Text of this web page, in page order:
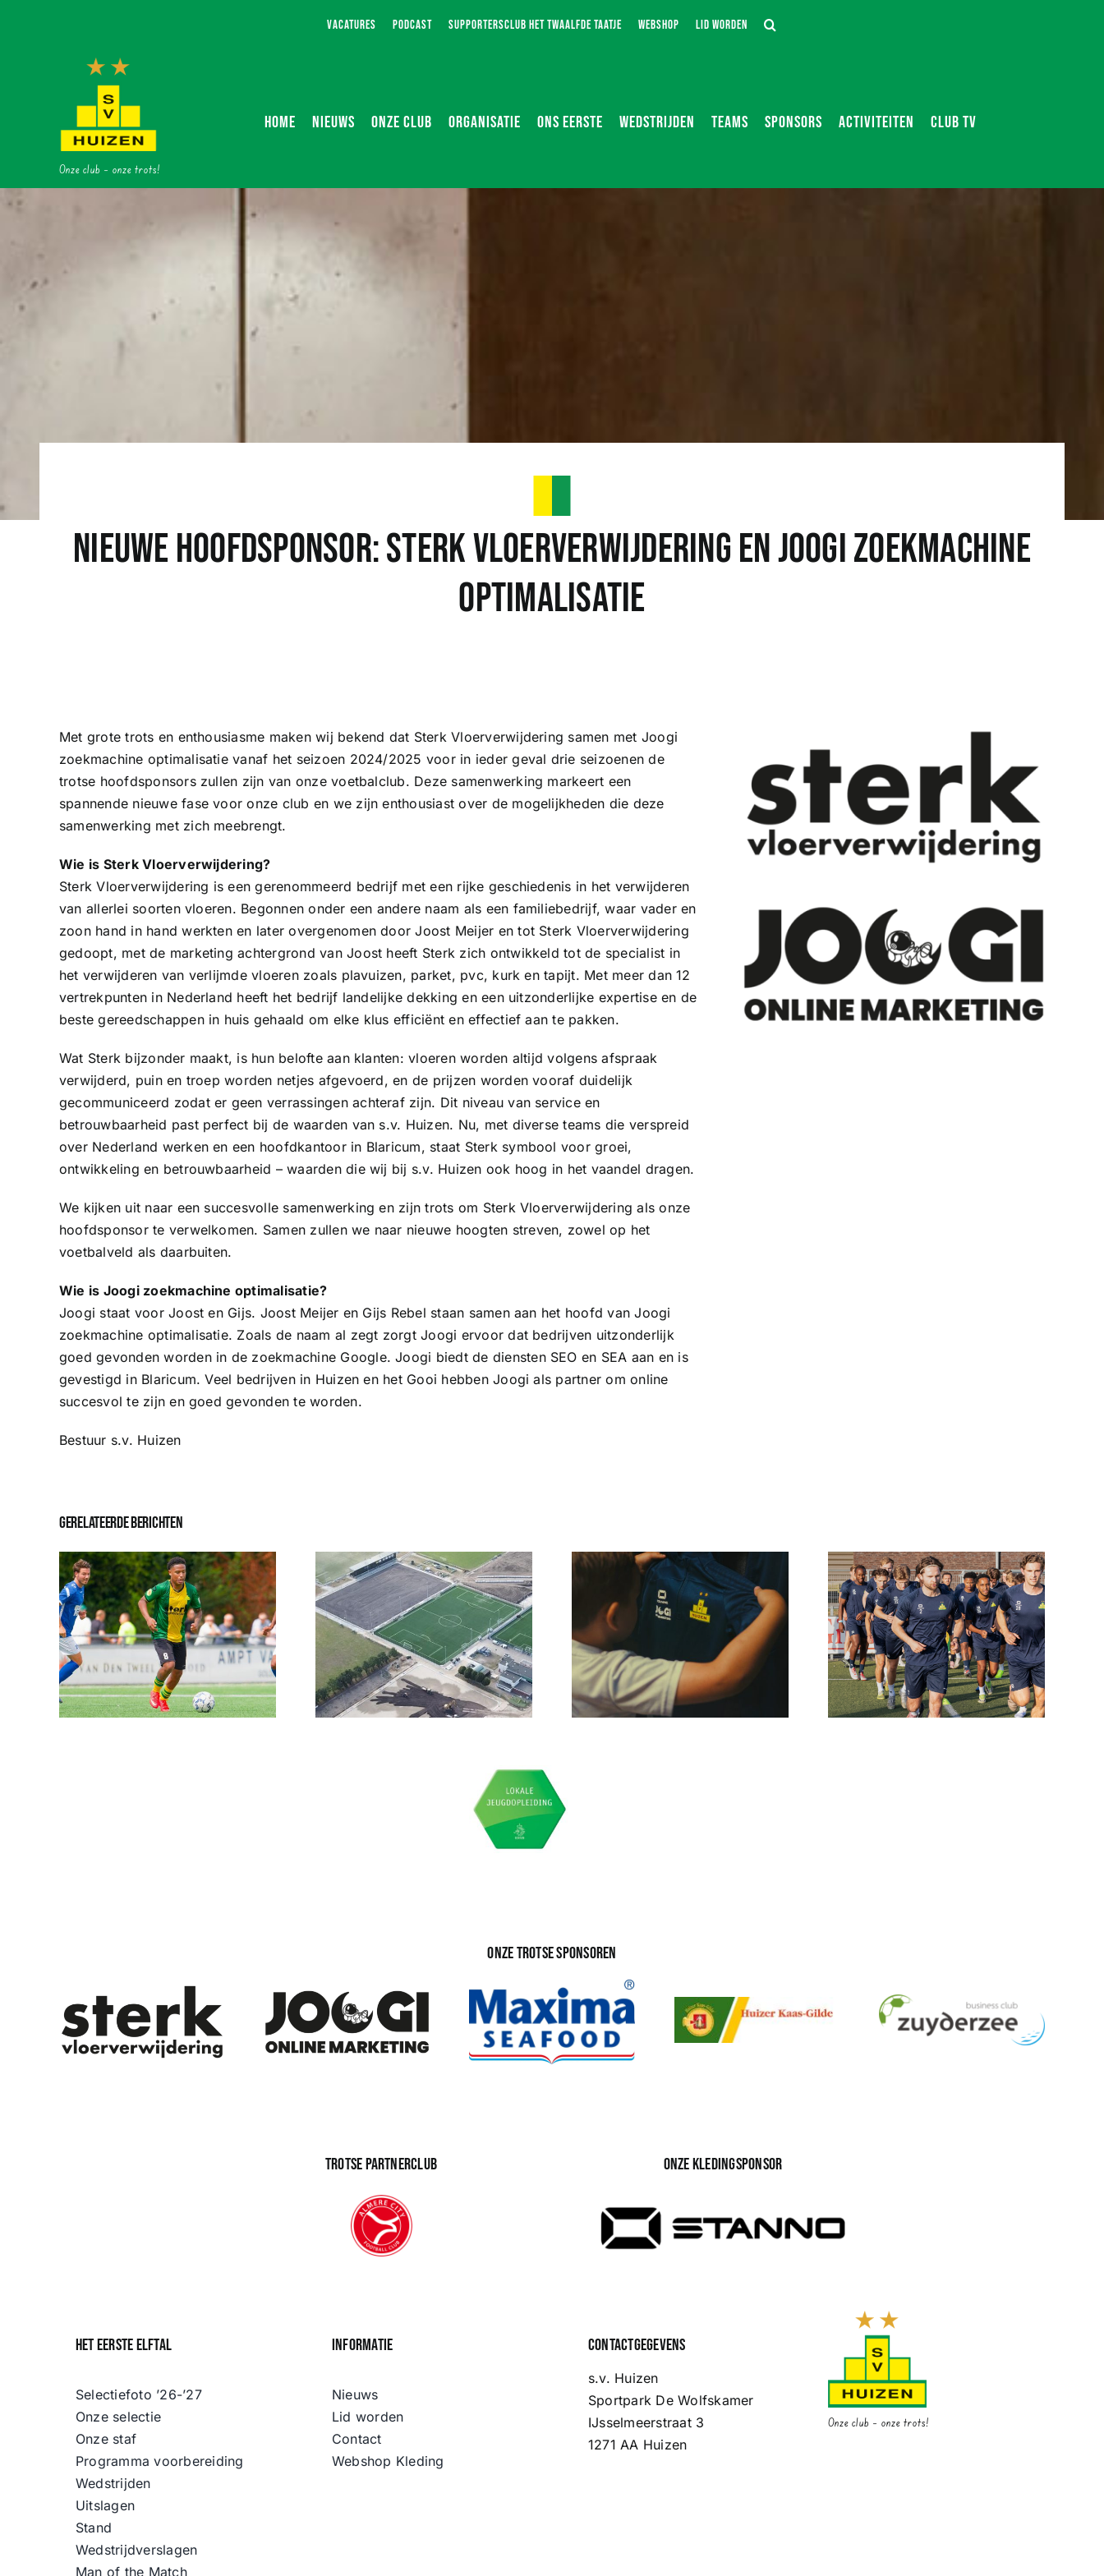
VACATURES PODCAST SUPPORTERSCLUB HET TWAALFDE TAATJE WEBSHOP LID WORDEN
Onze club – onze trots!
HOME NIEUWS ONZE CLUB ORGANISATIE ONS EERSTE WEDSTRIJDEN TEAMS SPONSORS ACTIVITEITEN CLUB TV
Nieuwe hoofdsponsor: Sterk Vloerverwijdering en Joogi Zoekmachine
Optimalisatie
Met grote trots en enthousiasme maken wij bekend dat Sterk Vloerverwijdering samen met Joogi
zoekmachine optimalisatie vanaf het seizoen 2024/2025 voor in ieder geval drie seizoenen de
trotse hoofdsponsors zullen zijn van onze voetbalclub. Deze samenwerking markeert een
spannende nieuwe fase voor onze club en we zijn enthousiast over de mogelijkheden die deze
samenwerking met zich meebrengt.
Wie is Sterk Vloerverwijdering?
Sterk Vloerverwijdering is een gerenommeerd bedrijf met een rijke geschiedenis in het verwijderen
van allerlei soorten vloeren. Begonnen onder een andere naam als een familiebedrijf, waar vader en
zoon hand in hand werkten en later overgenomen door Joost Meijer en tot Sterk Vloerverwijdering
gedoopt, met de marketing achtergrond van Joost heeft Sterk zich ontwikkeld tot de specialist in
het verwijderen van verlijmde vloeren zoals plavuizen, parket, pvc, kurk en tapijt. Met meer dan 12
vertrekpunten in Nederland heeft het bedrijf landelijke dekking en een uitzonderlijke expertise en de
beste gereedschappen in huis gehaald om elke klus efficiënt en effectief aan te pakken.
Wat Sterk bijzonder maakt, is hun belofte aan klanten: vloeren worden altijd volgens afspraak
verwijderd, puin en troep worden netjes afgevoerd, en de prijzen worden vooraf duidelijk
gecommuniceerd zodat er geen verrassingen achteraf zijn. Dit niveau van service en
betrouwbaarheid past perfect bij de waarden van s.v. Huizen. Nu, met diverse teams die verspreid
over Nederland werken en een hoofdkantoor in Blaricum, staat Sterk symbool voor groei,
ontwikkeling en betrouwbaarheid – waarden die wij bij s.v. Huizen ook hoog in het vaandel dragen.
We kijken uit naar een succesvolle samenwerking en zijn trots om Sterk Vloerverwijdering als onze
hoofdsponsor te verwelkomen. Samen zullen we naar nieuwe hoogten streven, zowel op het
voetbalveld als daarbuiten.
Wie is Joogi zoekmachine optimalisatie?
Joogi staat voor Joost en Gijs. Joost Meijer en Gijs Rebel staan samen aan het hoofd van Joogi
zoekmachine optimalisatie. Zoals de naam al zegt zorgt Joogi ervoor dat bedrijven uitzonderlijk
goed gevonden worden in de zoekmachine Google. Joogi biedt de diensten SEO en SEA aan en is
gevestigd in Blaricum. Veel bedrijven in Huizen en het Gooi hebben Joogi als partner om online
succesvol te zijn en goed gevonden te worden.
Bestuur s.v. Huizen
Gerelateerde berichten
Onze trotse sponsoren
Trotse partnerclub Onze kledingsponsor
Het eerste elftal
Selectiefoto ’26-’27
Onze selectie
Onze staf
Programma voorbereiding
Wedstrijden
Uitslagen
Stand
Wedstrijdverslagen
Man of the Match
Informatie
Nieuws
Lid worden
Contact
Webshop Kleding
Contactgegevens
s.v. Huizen
Sportpark De Wolfskamer
IJsselmeerstraat 3
1271 AA Huizen
Onze club – onze trots!